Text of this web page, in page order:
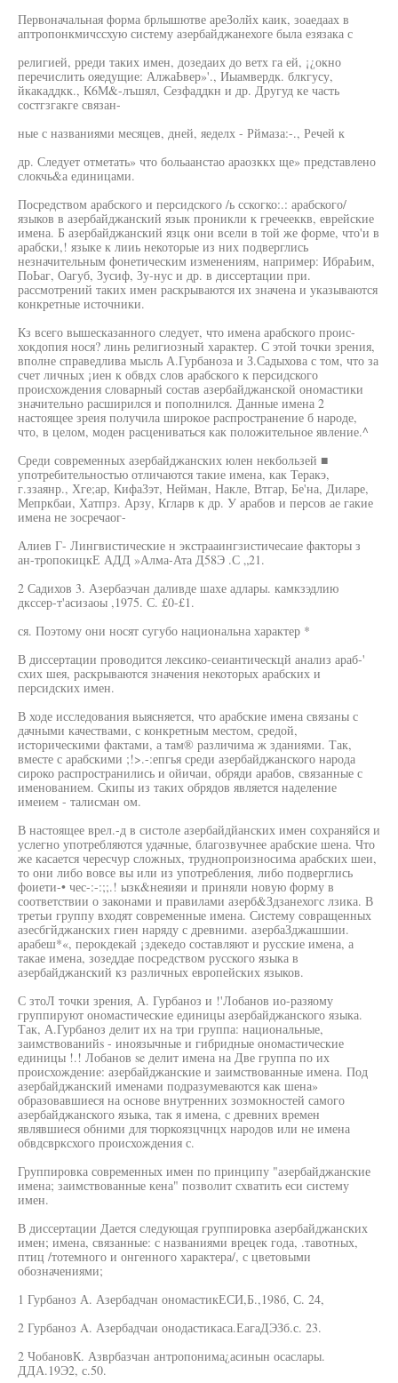
Первоначальная форма брлышютве ареЗолйх каик, зоаедаах в
аптропонкмичссхую систему азербайджанехоге была езязака с
религией, рреди таких имен, дозедаих до ветх га ей, ¡¿окно
перечислить ояедущие: АлжаЬвер»'., Иыамвердк. блкгусу,
йкакаддкк., К6М&-лъшял, Сезфаддкн и др. Другуд ке часть
состгзгакге связан-
ные с названиями месяцев, дней, яеделх - Рймаза:-., Речей к
др. Следует отметать» что больаанстао араозккх ще» представлено
слокчь&а единицами.
Посредством арабского и персидского /ь сскогко:.: арабского/
языков в азербайджанский язык проникли к гречееккв, еврейские
имена. Б азербайджанский язцк они всели в той же форме, что'и в
арабски,! языке к лииь некоторые из них подверглись
незначительным фонетическим изменениям, например: ИбраЬим,
ПоЬаг, Оагуб, Зусиф, Зу-нус и др. в диссертации при.
рассмотрений таких имен раскрываются их значена и указываются
конкретные источники.
Кз всего вышесказанного следует, что имена арабского проис-
хокдопия нося? линь религиозный характер. С этой точки зрения,
вполне справедлива мысль А.Гурбаноза и З.Садыхова с том, что за
счет личных ¡иен к обвдх слов арабского к персидского
происхождения словарный состав азербайджанской ономастики
значительно расширился и пополнился. Данные имена 2
настоящее зреия получила широкое распространение б народе,
что, в целом, моден расцениваться как положительное явление.^
Среди современных азербайджанских юлен некбользей ■
употребительностью отличаются такие имена, как Теракэ,
г.ззаянр., Хге;ар, КифаЗэт, Нейман, Накле, Втгар, Бе'на, Диларе,
Мепркбаи, Хатпрз. Арзу, Кгларв к др. У арабов и персов ае гакие
имена не зосречаог-
Алиев Г- Лингвистические н экстрааингзистичесаие факторы з
ан-тропокицкЕ АДД »Алма-Ата Д58Э .С „21.
2 Садихов 3. Азербаэчан даливде шахе адлары. камкзэдлию
дкссер-т'асизаоы ,1975. С. £0-£1.
ся. Поэтому они носят сугубо национальна характер *
В диссертации проводится лексико-сеиантическцй анализ араб-'
схих шея, раскрываются значения некоторых арабских и
персидских имен.
В ходе исследования выясняется, что арабские имена связаны с
дачными качествами, с конкретным местом, средой,
историческими фактами, а там® различима ж зданиями. Так,
вместе с арабскими ;!>.-:епгья среди азербайджанского народа
сироко распространились и ойичаи, обряди арабов, связанные с
именованием. Скипы из таких обрядов является наделение
имеием - талисман ом.
В настоящее врел.-д в систоле азербайдйанских имен сохраняйся и
услегно употребляются удачные, благозвучнее арабские шена. Что
же касается чересчур сложных, труднопроизносима арабских шеи,
то они либо вовсе вы или из употребления, либо подверглись
фоиети-• чес-:-:;;.! ызк&неяияи и приняли новую форму в
соответствии о законами и правилами азерб&Здзанехогс лзика. В
третьи группу входят современные имена. Систему совращенных
азесбгйджанских гиен наряду с древними. азербаЗджашшии.
арабеш*«, перокдекай ¡здекедо составляют и русские имена, а
такае имена, зозеддае посредством русского языка в
азербайджанский кз различных европейских языков.
С зтоЛ точки зрения, А. Гурбаноз и !'Лобанов ио-разяому
группируют ономастические единицы азербайджанского языка.
Так, А.Гурбаноз делит их на три группа: национальные,
заимствованийs - иноязычные и гибридные ономастические
единицы !.! Лобанов se делит имена на Две группа по их
происхождение: азербайджанские и заимствованные имена. Под
азербайджанский именами подразумеваются как шена»
образовавшиеся на основе внутренних зозмокностей самого
азербайджанского языка, так я имена, с древних времен
являвшиеся обними для тюркоязцчнцх народов или не имена
обвдсврксхого происхождения с.
Группировка современных имен по принципу "азербайджанские
имена; заимствованные кена" позволит схватить еси систему
имен.
В диссертации Дается следующая группировка азербайджанских
имен; имена, связанные: с названиями врецек года, .тавотных,
птиц /тотемного и онгенного характера/, с цветовыми
обозначениями;
1 Гурбаноз А. Азербадчан ономастикЕСИ,Б.,198б, С. 24,
2 Гурбаноз A. Азербадчаи онодастикаса.ЕагаДЭЗб.с. 23.
2 ЧобановК. Азврбазчан антропонима¿асинын осаслары.
ДДА.19Э2, с.50.